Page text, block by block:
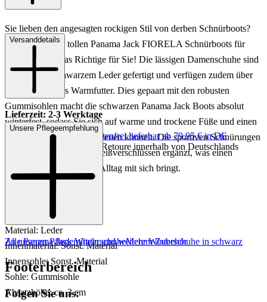
Sie lieben den angesagten rockigen Stil von derben Schnürboots?
Dann sind diese tollen Panama Jack FIORELA Schnürboots für
Damen genau das Richtige für Sie! Die lässigen Damenschuhe sind
aus feinstem schwarzem Leder gefertigt und verfügen zudem über
ein hochwertiges Warmfutter. Dies gepaart mit den robusten
Gummisohlen macht die schwarzen Panama Jack Boots absolut
winterfest, sodass Sie sich auf warme und trockene Füße und einen
coolen Auftritt im Alltag freuen können. Die sportiven Schnürungen
werden mit praktischen Reißverschlüssen ergänzt, was einen
zusätzlichen Komfort im Alltag mit sich bringt.
Art.Nr.: 192001986136
Material: Leder
Innenmaterial: Sonst. Material
Innensohle: Sonst. Material
Sohle: Gummisohle
Absatzhöhe: ca. 3 cm
Versanddetails
Lieferzeit: 2-3 Werktage
Keine Versandkosten:
kostenfrei lieferbar ab 79,95 € in DE
Einfache und Kostenlose Retoure innerhalb von Deutschlands
Unsere Pflegeempfehlung
Zu unseren Pflegemitteln und weiterem Zubehör
Alle Panama Jack WinterschuheMehr Winterschuhe in schwarz
Footerbereich
Folgen Sie uns: